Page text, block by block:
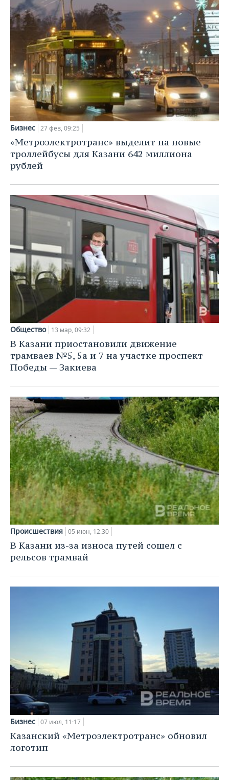
Бизнес 27 фев, 09:25
«Метроэлектротранс» выделит на новые
троллейбусы для Казани 642 миллиона
рублей
Общество 13 мар, 09:32
В Казани приостановили движение
трамваев №5, 5а и 7 на участке проспект
Победы — Закиева
Происшествия 05 июн, 12:30
В Казани из-за износа путей сошел с
рельсов трамвай
Бизнес 07 июл, 11:17
Казанский «Метроэлектротранс» обновил
логотип